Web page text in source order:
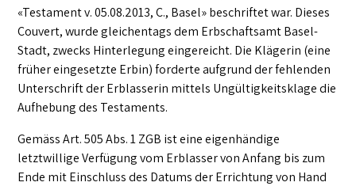
«Testament v. 05.08.2013, C., Basel» beschriftet war. Dieses
Couvert, wurde gleichentags dem Erbschaftsamt Basel-
Stadt, zwecks Hinterlegung eingereicht. Die Klägerin (eine
früher eingesetzte Erbin) forderte aufgrund der fehlenden
Unterschrift der Erblasserin mittels Ungültigkeitsklage die
Aufhebung des Testaments.
Gemäss Art. 505 Abs. 1 ZGB ist eine eigenhändige
letztwillige Verfügung vom Erblasser von Anfang bis zum
Ende mit Einschluss des Datums der Errichtung von Hand